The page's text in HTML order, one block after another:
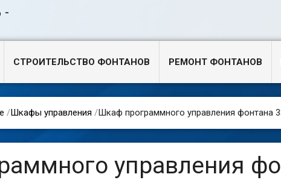
-
СТРОИТЕЛЬСТВО ФОНТАНОВ РЕМОНТ ФОНТАНОВ
/Шкафы управления /Шкаф программного управления фонтана
управления